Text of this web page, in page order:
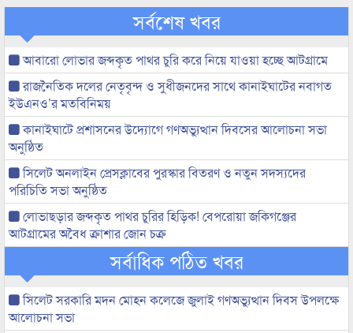
সর্বশেষ খবর
আবারো লোভার জব্দকৃত পাথর চুরি করে নিয়ে যাওয়া হচ্ছে আটগ্রামে
রাজনৈতিক দলের নেতৃবৃন্দ ও সুধীজনদের সাথে কানাইঘাটের নবাগত
ইউএনও’র মতবিনিময়
কানাইঘাটে প্রশাসনের উদ্যোগে গণঅভ্যুত্থান দিবসের আলোচনা সভা
অনুষ্ঠিত
সিলেট অনলাইন প্রেসক্লাবের পুরস্কার বিতরণ ও নতুন সদস্যদের
পরিচিতি সভা অনুষ্ঠিত
লোভাছড়ার জব্দকৃত পাথর চুরির হিড়িক! বেপরোয়া জকিগঞ্জের
আটগ্রামের অবৈধ ক্রাশার জোন চক্র
সর্বাধিক পঠিত খবর
সিলেট সরকারি মদন মোহন কলেজে জুলাই গণঅভ্যুত্থান দিবস উপলক্ষে
আলোচনা সভা